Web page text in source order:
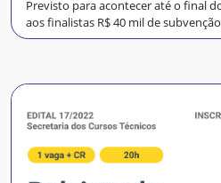
Previsto para acontecer até o final
aos finalistas R$ 40 mil de subvenção